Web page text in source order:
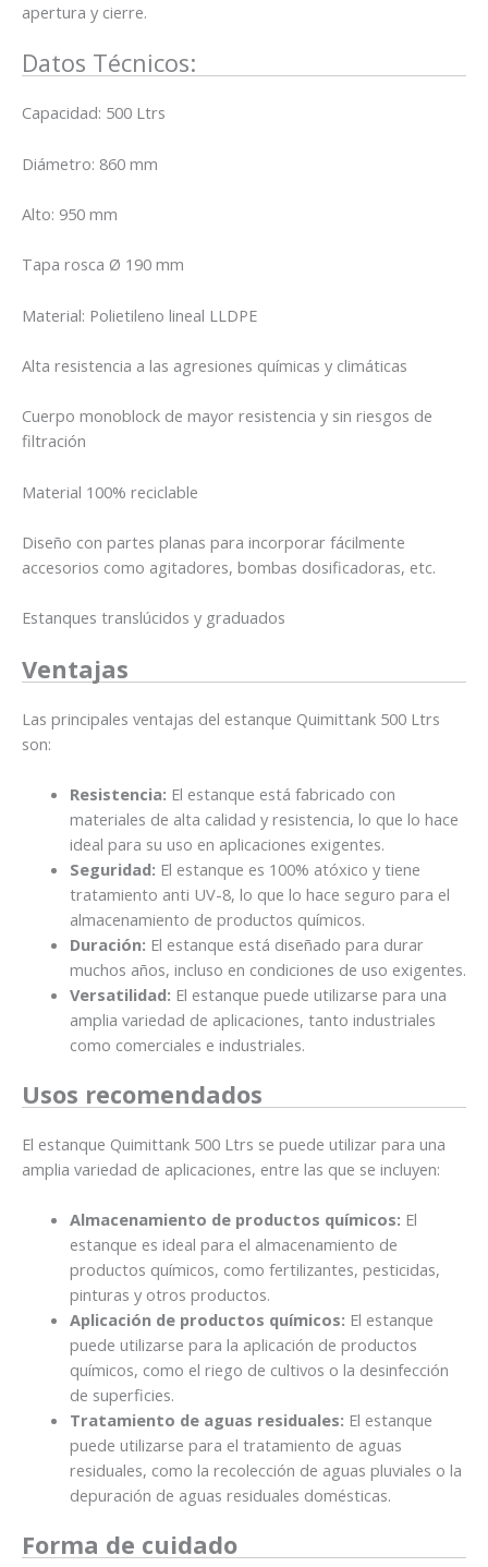
apertura y cierre.
Datos Técnicos:
Capacidad: 500 Ltrs
Diámetro: 860 mm
Alto: 950 mm
Tapa rosca Ø 190 mm
Material: Polietileno lineal LLDPE
Alta resistencia a las agresiones químicas y climáticas
Cuerpo monoblock de mayor resistencia y sin riesgos de
filtración
Material 100% reciclable
Diseño con partes planas para incorporar fácilmente
accesorios como agitadores, bombas dosificadoras, etc.
Estanques translúcidos y graduados
Ventajas
Las principales ventajas del estanque Quimittank 500 Ltrs
son:
Resistencia: El estanque está fabricado con
materiales de alta calidad y resistencia, lo que lo hace
ideal para su uso en aplicaciones exigentes.
Seguridad: El estanque es 100% atóxico y tiene
tratamiento anti UV-8, lo que lo hace seguro para el
almacenamiento de productos químicos.
Duración: El estanque está diseñado para durar
muchos años, incluso en condiciones de uso exigentes.
Versatilidad: El estanque puede utilizarse para una
amplia variedad de aplicaciones, tanto industriales
como comerciales e industriales.
Usos recomendados
El estanque Quimittank 500 Ltrs se puede utilizar para una
amplia variedad de aplicaciones, entre las que se incluyen:
Almacenamiento de productos químicos: El
estanque es ideal para el almacenamiento de
productos químicos, como fertilizantes, pesticidas,
pinturas y otros productos.
Aplicación de productos químicos: El estanque
puede utilizarse para la aplicación de productos
químicos, como el riego de cultivos o la desinfección
de superficies.
Tratamiento de aguas residuales: El estanque
puede utilizarse para el tratamiento de aguas
residuales, como la recolección de aguas pluviales o la
depuración de aguas residuales domésticas.
Forma de cuidado